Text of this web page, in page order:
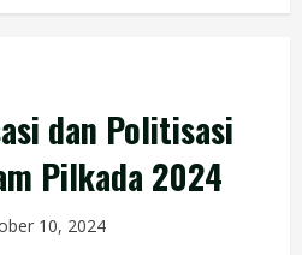
dan Politisasi
Pilkada 2024
10, 2024